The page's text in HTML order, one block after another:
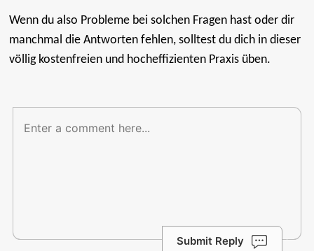
Wenn du also Probleme bei solchen Fragen hast oder dir
manchmal die Antworten fehlen, solltest du dich in dieser
völlig kostenfreien und hocheffizienten Praxis üben.
Submit Reply